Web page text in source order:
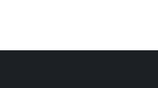
marzo 2003 n. 7